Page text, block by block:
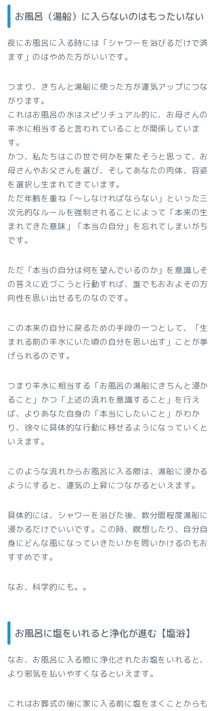
お風呂（湯船）に入らないのはもったいない
夜にお風呂に入る時には「シャワーを浴びるだけで済
ます」のはやめた方がいいです。
つまり、きちんと湯船に使った方が運気アップにつな
がります。
これはお風呂の水はスピリチュアル的に、お母さんの
羊水に相当すると言われていることが関係していま
す。
かつ、私たちはこの世で何かを果たそうと思って、お
母さんやお父さんを選び、そしてあなたの肉体、容姿
を選択し生まれてきています。
ただ年齢を重ね「〜しなければならない」といった三
次元的なルールを強制されることによって「本来の生
まれてきた意味」「本当の自分」を忘れてしまいがち
です。
ただ「本当の自分は何を望んでいるのか」を意識しそ
の答えに近づこうと行動すれば、誰でもおおよその方
向性を思い出せるものなのです。
この本来の自分に戻るための手段の一つとして、「生
まれる前の羊水にいた頃の自分を思い出す」ことが挙
げられるのです。
つまり羊水に相当する「お風呂の湯船にきちんと浸か
ること」かつ「上述の流れを意識すること」を行え
ば、よりあなた自身の「本当にしたいこと」がわか
り、徐々に具体的な行動に移せるようになっていくと
いえます。
このような流れからお風呂に入る際は、湯船に浸かる
ようにすると、運気の上昇につながるといえます。
具体的には、シャワーを浴びた後、数分間程度湯船に
浸かるだけでいいです。この時、瞑想したり、自分自
身にどんな風になっていきたいかを問いかけるのもお
すすめです。
なお、科学的にも。。
お風呂に塩をいれると浄化が進む【塩浴】
なお、お風呂に入る際に浄化されたお塩をいれると、
より邪気を払いやすくなるといえます。
これはお葬式の後に家に入る前に塩をまくことからも